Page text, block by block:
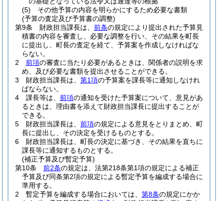
(5)
その他予算の内容を明らかにするため必要な書類
(予算の査定及び予算書の調整)
第9条
財政担当課長は、 前条の規定により提出された予算見
積書の内容を審査し、必要な調整を行い、その結果を町長
に提出し、町長の査定を経て、予算案を作成しなければな
らない。
2
前項の審査に当たり必要があるときは、関係者の説明を求
め、及び必要な書類を提出させることができる。
3
財政担当課長は、 第1項の予算案を課長等に通知しなけれ
ばならない。
4
課長等は、 前項の通知を受けた予算案について、意見があ
るときは、理由書を添えて財政担当課長に提出することが
できる。
5
財政担当課長は、 前項の規定による意見をとりまとめ、町
長に提出し、その決定を受けるものとする。
6
財政担当課長は、町長の決定に基づき、その結果を直ちに
課長等に通知するものとする。
(補正予算及び暫定予算)
第10条
前2条の規定は、法第218条第1項の規定による補正
予算及び同条第2項の規定による暫定予算を編成する場合に
準用する。
2
暫定予算を編成する場合においては、 第8条の規定にかか